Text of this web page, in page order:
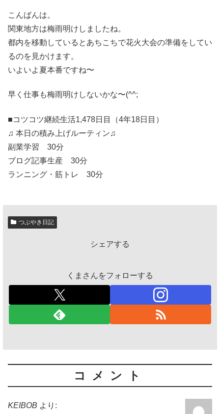
こんばんは。
関東地方は梅雨明けしましたね。
都内を移動しているとあちこちで花火大会の準備をしてい
るのを見かけます。
いよいよ夏本番ですね〜
早く仕事も梅雨明けしないかな〜(^^;
■コツコツ継続生活1,478日目（4年18日目）
♫ 本日の積み上げルーティン♫
副業学習 30分
ブログ記事生産 30分
ランニング・筋トレ 30分
つぶやき日記
シェアする
くまさんをフォローする
コメント
KEIBOB より: